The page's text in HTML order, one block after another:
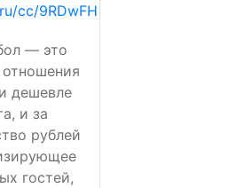
cc/9RDwFH
— это
дешевле
и за
рублей
гостей,